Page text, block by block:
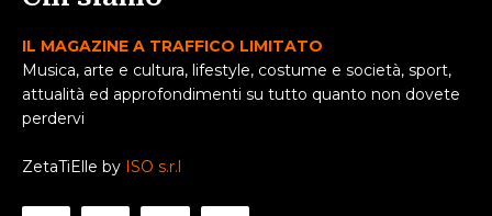
IL MAGAZINE A TRAFFICO LIMITATO
Musica, arte e cultura, lifestyle, costume e società, sport,
attualità ed approfondimenti su tutto quanto non dovete
perdervi
ZetaTiElle by ISO s.r.l